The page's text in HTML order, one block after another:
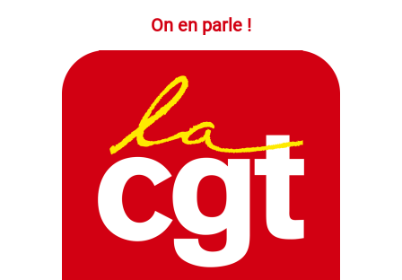
On en parle !